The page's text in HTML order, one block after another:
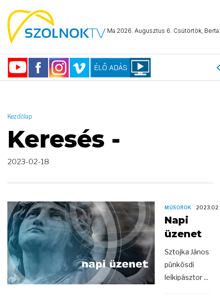
Ma 2026. Augusztus 6. Csütörtök, Berta
"2023-02-18 23:59:59" )
Kezdőlap
Keresés -
2023-02-18
MŰSOROK
Napi
üzenet
Sztojka János
pünkösdi
lelkipásztor ...